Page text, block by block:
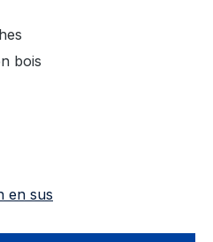
bois
en sus